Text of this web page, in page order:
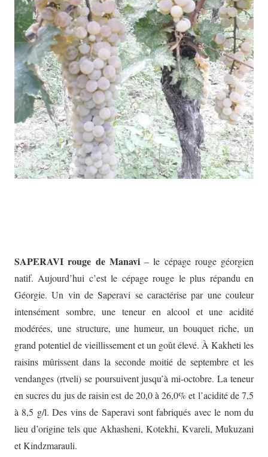
SAPERAVI rouge de Manavi– le cépage rouge géorgien
natif. Aujourd’hui c’est le cépage rouge le plus répandu en
Géorgie. Un vin de Saperavi se caractérise par une couleur
intensément sombre, une teneur en alcool et une acidité
modérées, une structure, une humeur, un bouquet riche, un
grand potentiel de vieillissement et un goût élevé. À Kakheti les
raisins mûrissent dans la seconde moitié de septembre et les
vendanges (rtveli) se poursuivent jusqu’à mi-octobre. La teneur
en sucres du jus de raisin est de 20,0 à 26,0% et l’acidité de 7,5
à 8,5 g/l. Des vins de Saperavi sont fabriqués avec le nom du
lieu d’origine tels que Akhasheni, Kotekhi, Kvareli, Mukuzani
et Kindzmarauli.